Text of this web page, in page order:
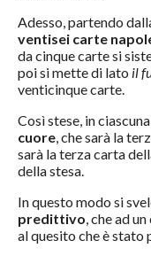
Adesso, partendo
ventisei carte
da cinque carte si
poi si mette di lato il
venticinque carte.
Così stese, in
cuore , che sarà la
sarà la terza carta
della stesa.
In questo modo si
predittivo , che ad
al quesito che è stato